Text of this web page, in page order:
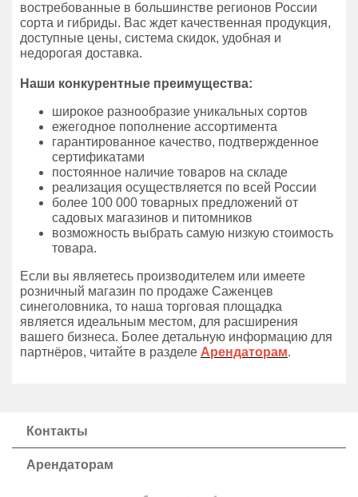
востребованные в большинстве регионов России
сорта и гибриды. Вас ждет качественная продукция,
доступные цены, система скидок, удобная и
недорогая доставка.
Наши конкурентные преимущества:
широкое разнообразие уникальных сортов
ежегодное пополнение ассортимента
гарантированное качество, подтвержденное
сертификатами
постоянное наличие товаров на складе
реализация осуществляется по всей России
более 100 000 товарных предложений от
садовых магазинов и питомников
возможность выбрать самую низкую стоимость
товара.
Если вы являетесь производителем или имеете
розничный магазин по продаже Саженцев
синеголовника, то наша торговая площадка
является идеальным местом, для расширения
вашего бизнеса. Более детальную информацию для
партнёров, читайте в разделе Арендаторам.
Контакты
Арендаторам